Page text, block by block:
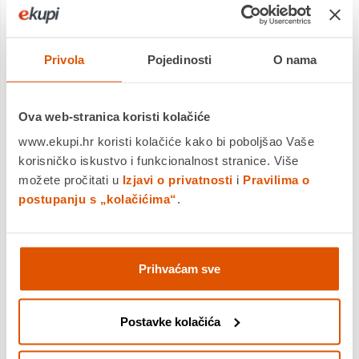
Privola Pojedinosti O nama
Ova web-stranica koristi kolačiće
www.ekupi.hr koristi kolačiće kako bi poboljšao Vaše
korisničko iskustvo i funkcionalnost stranice. Više
možete pročitati u Izjavi o privatnosti i Pravilima o
postupanju s „kolačićima“.
Prihvaćam sve
Postavke kolačića
Gustoća korica: 280 g
Dostavljamo već od
Gustoća korica: 280 g
Dostavljamo već od